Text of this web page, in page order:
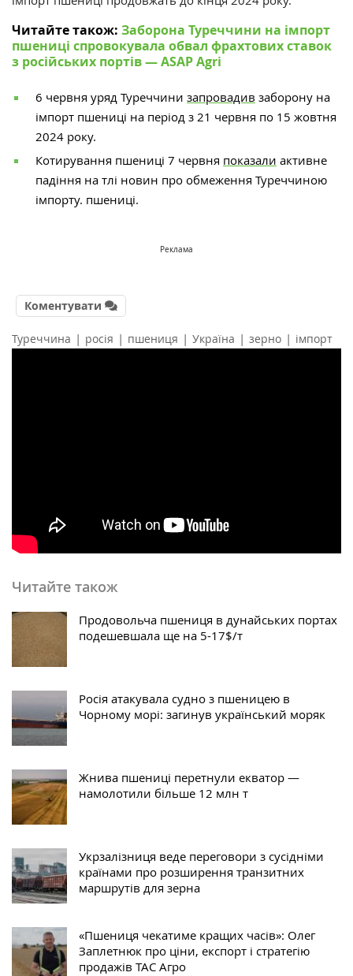
Читайте також: Заборона Туреччини на імпорт
пшениці спровокувала обвал фрахтових ставок
з російських портів — ASAP Agri
6 червня уряд Туреччини запровадив заборону на
імпорт пшениці на період з 21 червня по 15 жовтня
2024 року.
Котирування пшениці 7 червня показали активне
падіння на тлі новин про обмеження Туреччиною
імпорту. пшениці.
Реклама
Коментувати
Туреччина | росія | пшениця | Україна | зерно | імпорт
Читайте також
Продовольча пшениця в дунайських портах
подешевшала ще на 5-17$/т
Росія атакувала судно з пшеницею в
Чорному морі: загинув український моряк
Жнива пшениці перетнули екватор —
намолотили більше 12 млн т
Укрзалізниця веде переговори з сусідніми
країнами про розширення транзитних
маршрутів для зерна
«Пшениця чекатиме кращих часів»: Олег
Заплетнюк про ціни, експорт і стратегію
продажів ТАС Агро